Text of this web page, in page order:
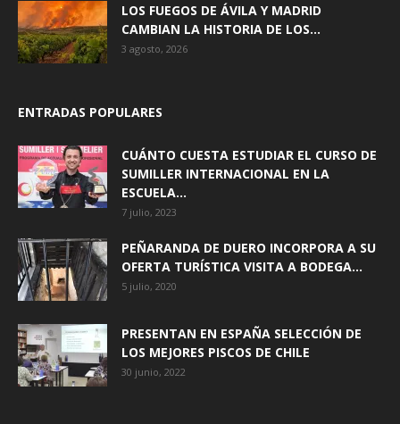
LOS FUEGOS DE ÁVILA Y MADRID
CAMBIAN LA HISTORIA DE LOS...
3 agosto, 2026
ENTRADAS POPULARES
CUÁNTO CUESTA ESTUDIAR EL CURSO DE
SUMILLER INTERNACIONAL EN LA
ESCUELA...
7 julio, 2023
PEÑARANDA DE DUERO INCORPORA A SU
OFERTA TURÍSTICA VISITA A BODEGA...
5 julio, 2020
PRESENTAN EN ESPAÑA SELECCIÓN DE
LOS MEJORES PISCOS DE CHILE
30 junio, 2022